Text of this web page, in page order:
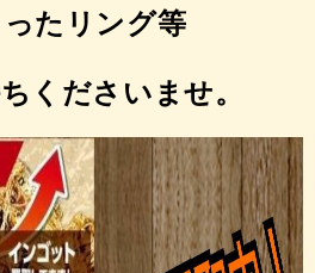
たリング等
くださいませ。